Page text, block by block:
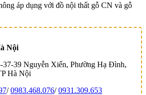
áp dụng với đồ nội thất gỗ CN và gỗ
Nội
37-39 Nguyễn Xiển, Phường Hạ Đình,
Hà Nội
/0983.468.076/0931.309.653